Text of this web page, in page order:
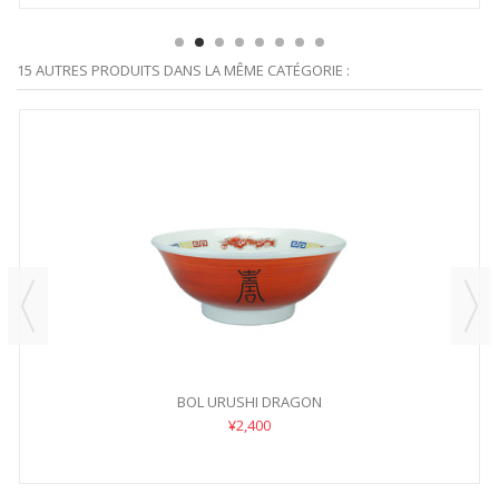
15 AUTRES PRODUITS DANS LA MÊME CATÉGORIE :
BOL URUSHI DRAGON
¥2,400